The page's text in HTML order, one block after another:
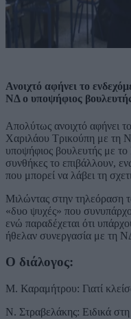
Ανοιχτό αφήνει το
ΝΔ ο υποψήφιος
Απολύτως ανοιχτό αφήνει
Χαριλάου Τρικούπη με τη
υποψήφιος βουλευτής με
συνθήκες το επιβάλλουν,
που μπορεί να λάβει τη
Μιλώντας στην τηλεόραση
«δυο ψυχές» που
ενώ παραδέχεται ότι
ήθελαν συνεργασία με τη
Ο διάλογος:
Μ. Καραμήτρου: Γιατί
Ν. Στραβελάκης: Ειδικά